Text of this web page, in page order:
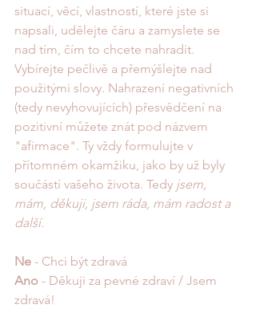
situací, věcí, vlastností, které jste si
napsali, udělejte čáru a zamyslete se
nad tím, čím to chcete nahradit.
Vybírejte pečlivě a přemýšlejte nad
použitými slovy. Nahrazení negativních
(tedy nevyhovujících) přesvědčení na
pozitivní můžete znát pod názvem
"afirmace". Ty vždy formulujte v
přítomném okamžiku, jako by už byly
součástí vašeho života. Tedy jsem,
mám, děkuji, jsem ráda, mám radost a
další.
Ne - Chci být zdravá
Ano - Děkuji za pevné zdraví / Jsem
zdravá!